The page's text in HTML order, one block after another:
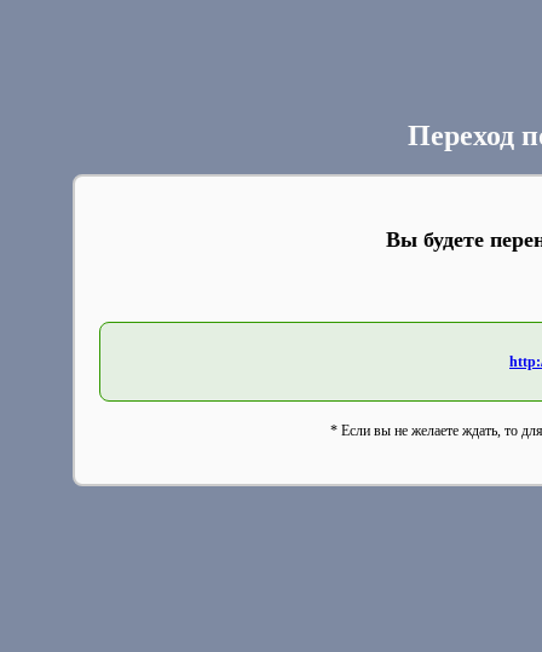
Переход
Вы будете
* Если вы не желаете ждать, то